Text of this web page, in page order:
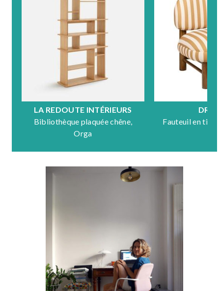
LA REDOUTE INTÉRIEURS
Bibliothèque plaquée chêne,
Orga
Fauteuil en